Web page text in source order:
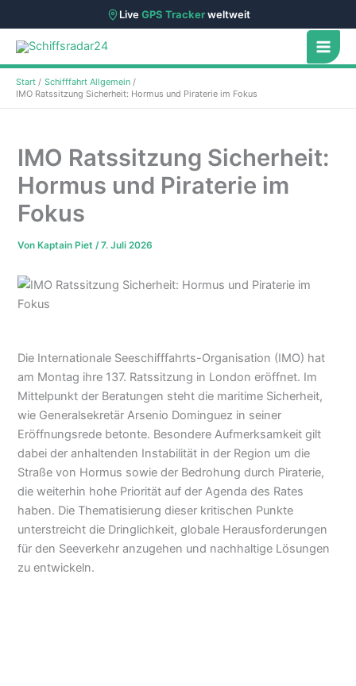
LiveGPS Trackerweltweit
Zum
Inhalt
springen
Start
Schifffahrt Allgemein
IMO Ratssitzung Sicherheit: Hormus und Piraterie im Fokus
IMO Ratssitzung Sicherheit:
Hormus und Piraterie im
Fokus
Von Kaptain Piet/7. Juli 2026
Die Internationale Seeschifffahrts-Organisation (IMO) hat
am Montag ihre 137. Ratssitzung in London eröffnet. Im
Mittelpunkt der Beratungen steht die maritime Sicherheit,
wie Generalsekretär Arsenio Dominguez in seiner
Eröffnungsrede betonte. Besondere Aufmerksamkeit gilt
dabei der anhaltenden Instabilität in der Region um die
Straße von Hormus sowie der Bedrohung durch Piraterie,
die weiterhin hohe Priorität auf der Agenda des Rates
haben. Die Thematisierung dieser kritischen Punkte
unterstreicht die Dringlichkeit, globale Herausforderungen
für den Seeverkehr anzugehen und nachhaltige Lösungen
zu entwickeln.